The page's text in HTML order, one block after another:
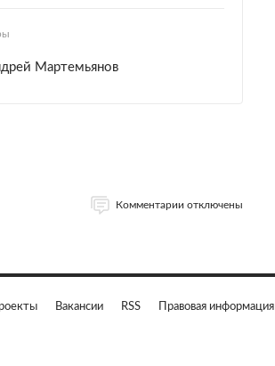
Мартемьянов
Комментарии отключены
Вакансии RSS Правовая информация